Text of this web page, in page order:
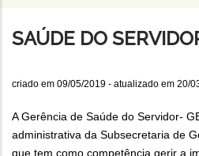
navegação
SAÚDE DO
criado em 09/05/2019 - atualizado em 20/
A Gerência de Saúde do Servidor-
administrativa da Subsecretaria de
que tem como competência gerir a